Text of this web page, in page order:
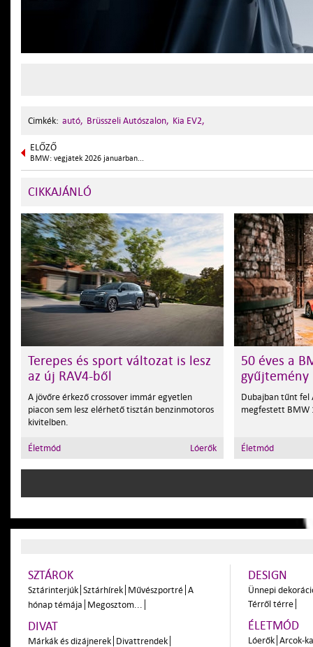
Cimkék: autó, Brüsszeli Autószalon, Kia EV2,
ELŐZŐ
BMW: végjáték 2026 januárban...
CIKKAJÁNLÓ
Terepes és sport változat is lesz
az új RAV4-ből
A jövőre érkező crossover immár egyetlen
piacon sem lesz elérhető tisztán benzinmotoros
kivitelben.
Életmód Lóerők
50 éves a
gyűjtemény
Dubajban tűnt fel
megfestett BMW
Életmód
SZTÁROK
Sztárinterjúk Sztárhírek Művészportré A
hónap témája Megosztom...
DIVAT
Márkák és dizájnerek Divattrendek
DESIGN
Ünnepi
Térről térre
ÉLETMÓD
Lóerők Arcok-